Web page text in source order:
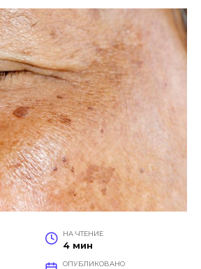
НА ЧТЕНИЕ
4 мин
ОПУБЛИКОВАНО